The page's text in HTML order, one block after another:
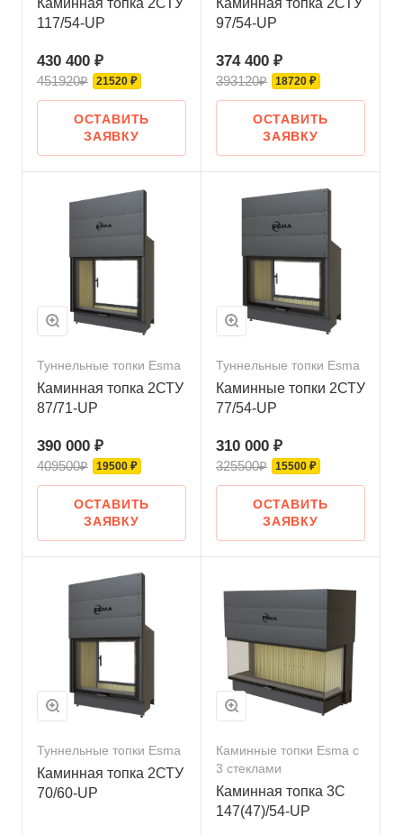
117/54-UP
430 400 ₽
451920₽ 21520 ₽
ОСТАВИТЬ
ЗАЯВКУ
97/54-UP
374 400 ₽
393120₽ 18720 ₽
ОСТАВИТЬ
ЗАЯВКУ
Туннельные топки Esma
Каминная топка 2СТУ
87/71-UP
390 000 ₽
409500₽ 19500 ₽
ОСТАВИТЬ
ЗАЯВКУ
Туннельные топки Esma
Каминные топки 2СТУ
77/54-UP
310 000 ₽
325500₽ 15500 ₽
ОСТАВИТЬ
ЗАЯВКУ
Туннельные топки Esma
Каминная топка 2СТУ
70/60-UP
Каминные топки Esma с
3 стеклами
Каминная топка 3С
147(47)/54-UP